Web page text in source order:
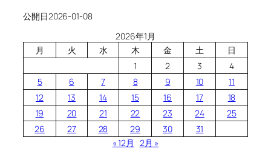
公開日2026-01-08
2026年1月
月
火 水 木 金 土
日
1
2 3
4
5
6 7 8 9 10
11
12
13 14 15 16 17
18
19
20 21 22 23 24
25
26
27 28 29 30
31
« 12月
2月 »